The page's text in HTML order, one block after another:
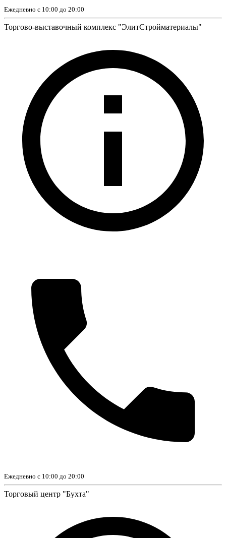
Ежедневно с 10:00 до 20:00
Торгово-выставочный комплекс "ЭлитСтройматериалы"
Ежедневно с 10:00 до 20:00
Торговый центр "Бухта"